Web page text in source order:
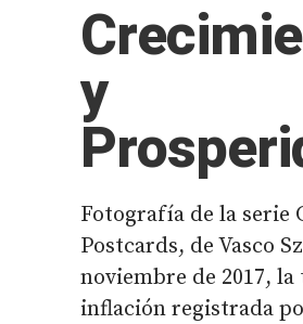
y
Fotografía de la serie
Postcards, de Vasco
noviembre de 2017, la
inflación registrada